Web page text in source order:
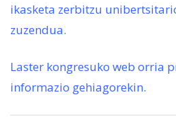
ikasketa zerbitzu
zuzendua.
Laster kongresuko web orria
informazio gehiagorekin.